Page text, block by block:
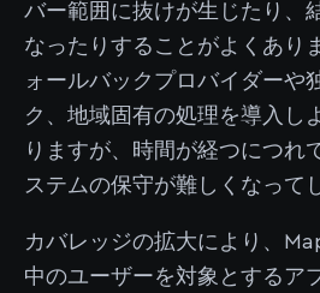
バー範囲に抜けが生じたり、
なったりすることがよくあり
ォールバックプロバイダーや
ク、地域固有の処理を導入し
りますが、時間が経つにつれ
ステムの保守が難しくなって
カバレッジの拡大により、
中のユーザーを対象とするア